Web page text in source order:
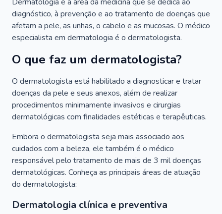
diagnóstico, à prevenção e ao tratamento de doenças que
afetam a pele, as unhas, o cabelo e as mucosas. O médico
especialista em dermatologia é o dermatologista.
O que faz um dermatologista?
O dermatologista está habilitado a diagnosticar e tratar
doenças da pele e seus anexos, além de realizar
procedimentos minimamente invasivos e cirurgias
dermatológicas com finalidades estéticas e terapêuticas.
Embora o dermatologista seja mais associado aos
cuidados com a beleza, ele também é o médico
responsável pelo tratamento de mais de 3 mil doenças
dermatológicas. Conheça as principais áreas de atuação
do dermatologista:
Dermatologia clínica e preventiva